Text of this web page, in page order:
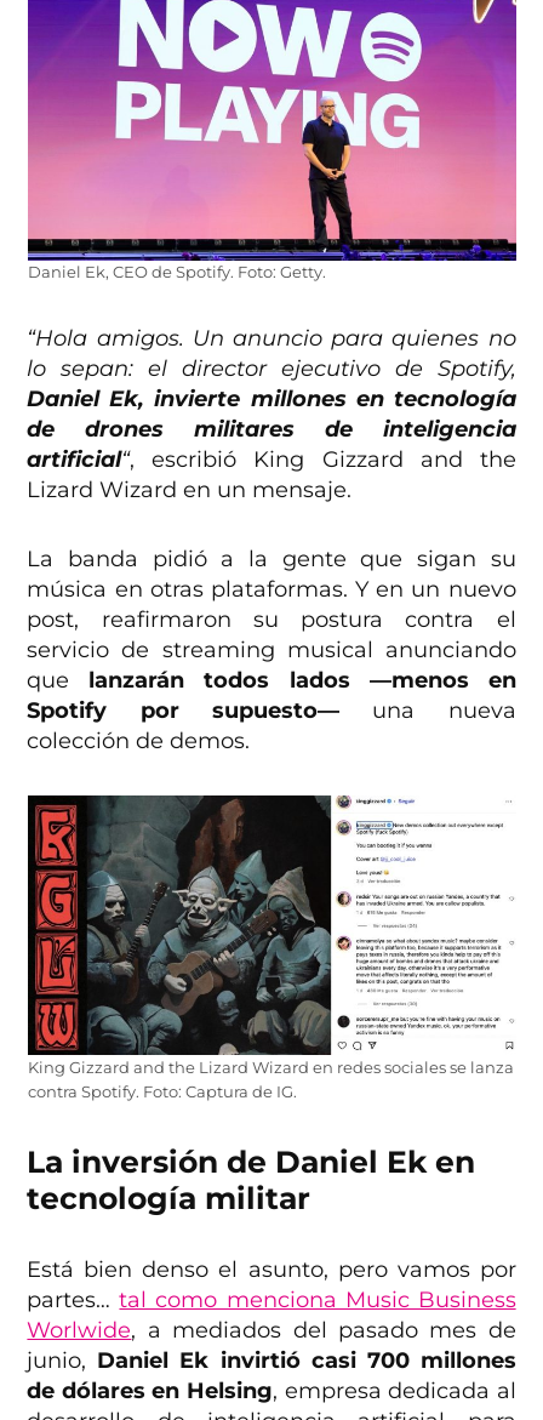
Daniel Ek, CEO de Spotify. Foto: Getty.
“Hola amigos. Un anuncio para quienes no
lo sepan: el director ejecutivo de Spotify,
Daniel Ek, invierte millones en tecnología
de drones militares de inteligencia
artificial“, escribió King Gizzard and the
Lizard Wizard en un mensaje.
La banda pidió a la gente que sigan su
música en otras plataformas. Y en un nuevo
post, reafirmaron su postura contra el
servicio de streaming musical anunciando
que lanzarán todos lados ––menos en
Spotify por supuesto–– una nueva
colección de demos.
King Gizzard and the Lizard Wizard en redes sociales se lanza
contra Spotify. Foto: Captura de IG.
La inversión de Daniel Ek en
tecnología militar
Está bien denso el asunto, pero vamos por
partes…tal como menciona Music Business
Worlwide, a mediados del pasado mes de
junio, Daniel Ek invirtió casi 700 millones
de dólares en Helsing, empresa dedicada al